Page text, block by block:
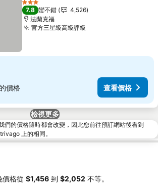
3 星級
7.8 蠻不錯
4,526
法蘭克福
官方三星級高級評級
價格 查看價格
檢視更多
們的價格隨時都會改變，因此您前往預訂網站後看到
上的相同。
價格從 ‎$1,456 到 ‎$2,052 不等。